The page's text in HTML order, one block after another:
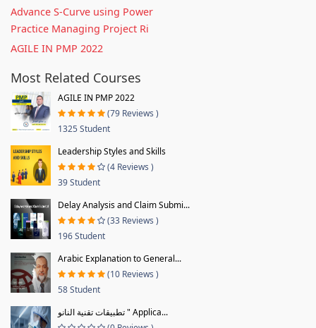
Advance S-Curve using Power
Practice Managing Project Ri
AGILE IN PMP 2022
Most Related Courses
AGILE IN PMP 2022
(79 Reviews )
1325 Student
Leadership Styles and Skills
(4 Reviews )
39 Student
Delay Analysis and Claim Submi...
(33 Reviews )
196 Student
Arabic Explanation to General...
(10 Reviews )
58 Student
تطبيقات تقنية النانو " Applica...